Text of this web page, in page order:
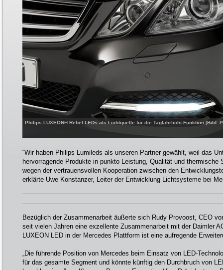
Philips LUXEON® Rebel LEDs als Lichtquelle für die Tagfahrlicht-Funktion [Bild:
“Wir haben Philips Lumileds als unseren Partner gewählt, weil das
hervorragende Produkte in punkto Leistung, Qualität und thermische
wegen der vertrauensvollen Kooperation zwischen den
erklärte Uwe Konstanzer, Leiter der Entwicklung Lichtsysteme bei
Bezüglich der Zusammenarbeit äußerte sich Rudy Provoost, CEO
seit vielen Jahren eine exzellente Zusammenarbeit mit der Daimler
LUXEON LED in der Mercedes Plattform ist eine aufregende
„Die führende Position von Mercedes beim Einsatz von LED-
für das gesamte Segment und könnte künftig den Durchbruch von